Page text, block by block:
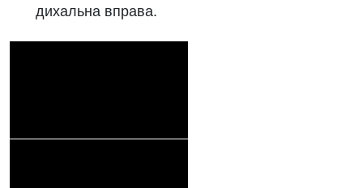
дихальна вправа.